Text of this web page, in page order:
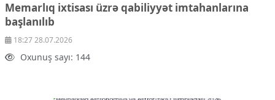
Memarlıq ixtisası üzrə qabiliyyət imtahanlarına
başlanılıb
18:27 28.07.2026
Oxunuş sayı: 144